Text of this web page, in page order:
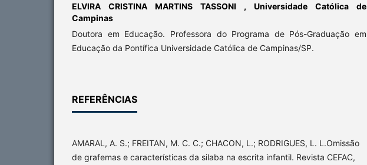
ELVIRA CRISTINA MARTINS TASSONI , Universidade Católica de
Campinas
Doutora em Educação. Professora do Programa de Pós-Graduação em
Educação da Pontífica Universidade Católica de Campinas/SP.
REFERÊNCIAS
AMARAL, A. S.; FREITAN, M. C. C.; CHACON, L.; RODRIGUES, L. L.Omissão
de grafemas e características da silaba na escrita infantil. Revista CEFAC,